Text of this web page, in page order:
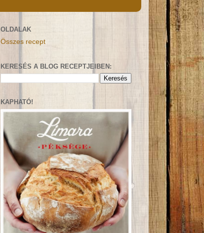
OLDALAK
Összes recept
KERESÉS A BLOG RECEPTJEIBEN:
KAPHATÓ!